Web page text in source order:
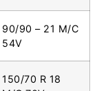
90/90 – 21 M/C
54V
150/70 R 18